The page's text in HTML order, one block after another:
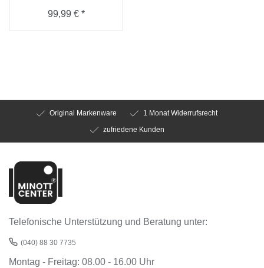
99,99 € *
Original Markenware
1 Monat Widerrufsrecht
zufriedene Kunden
Telefonische Unterstützung und Beratung unter:
(040) 88 30 7735
Montag - Freitag: 08.00 - 16.00 Uhr